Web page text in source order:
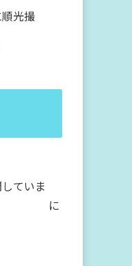
光撮
ていま
に